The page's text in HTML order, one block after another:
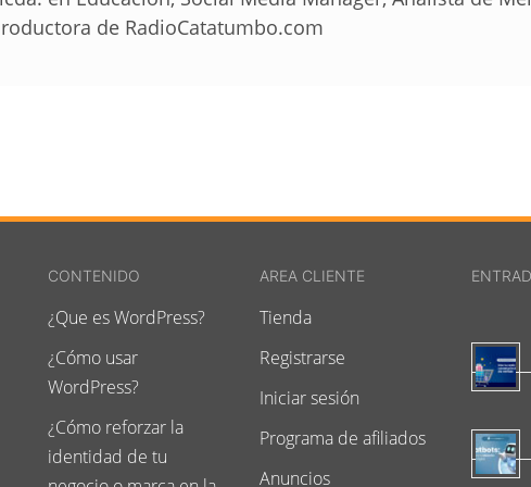
de RadioCatatumbo.com
CONTENIDO
¿Que es WordPress?
¿Cómo usar
WordPress?
¿Cómo reforzar la
identidad de tu
AREA CLIENTE
Tienda
Registrarse
Iniciar sesión
Programa de afiliados
Anuncios